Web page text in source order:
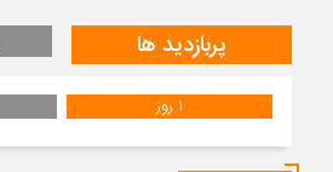
پربازدید ها
1 روز